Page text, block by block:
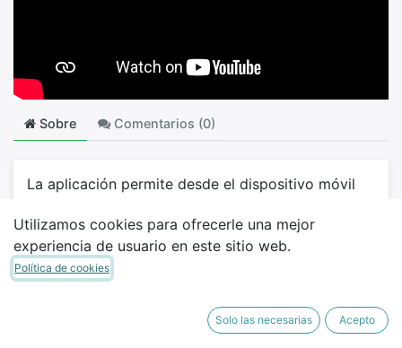
Sobre Comentarios (0)
La aplicación permite desde el dispositivo móvil
la impresora térmica directamente , sin la
utilización de un intermediario como lo son
posbox / iotbox / posboxless Esto da mucha
complicaciones con la configuración y puesta en
marcha de un punto de ventas usando un
Utilizamos cookies para ofrecerle una mejor
experiencia de usuario en este sitio web.
Política de cookies
Solo las necesarias Acepto